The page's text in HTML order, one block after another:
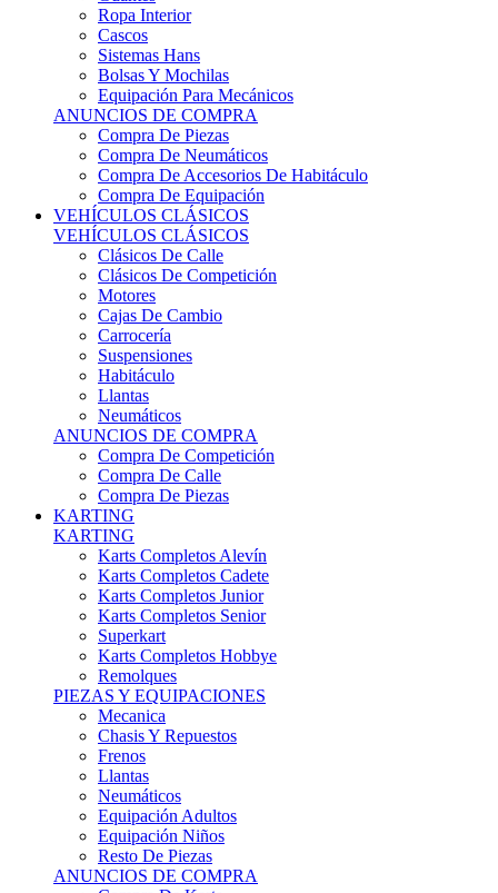
Cascos
Sistemas Hans
Bolsas Y Mochilas
Equipación Para Mecánicos
ANUNCIOS DE COMPRA
Compra De Piezas
Compra De Neumáticos
Compra De Accesorios De Habitáculo
Compra De Equipación
VEHÍCULOS CLÁSICOS
VEHÍCULOS CLÁSICOS
Clásicos De Calle
Clásicos De Competición
Motores
Cajas De Cambio
Carrocería
Suspensiones
Habitáculo
Llantas
Neumáticos
ANUNCIOS DE COMPRA
Compra De Competición
Compra De Calle
Compra De Piezas
KARTING
KARTING
Karts Completos Alevín
Karts Completos Cadete
Karts Completos Junior
Karts Completos Senior
Superkart
Karts Completos Hobbye
Remolques
PIEZAS Y EQUIPACIONES
Mecanica
Chasis Y Repuestos
Frenos
Llantas
Neumáticos
Equipación Adultos
Equipación Niños
Resto De Piezas
ANUNCIOS DE COMPRA
Compra De Karts
Compra De Piezas